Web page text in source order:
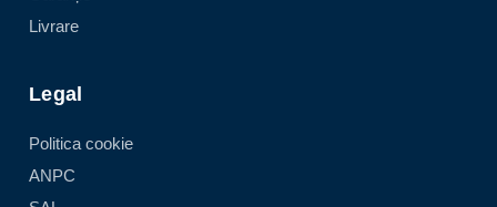
Livrare
Legal
Politica cookie
ANPC